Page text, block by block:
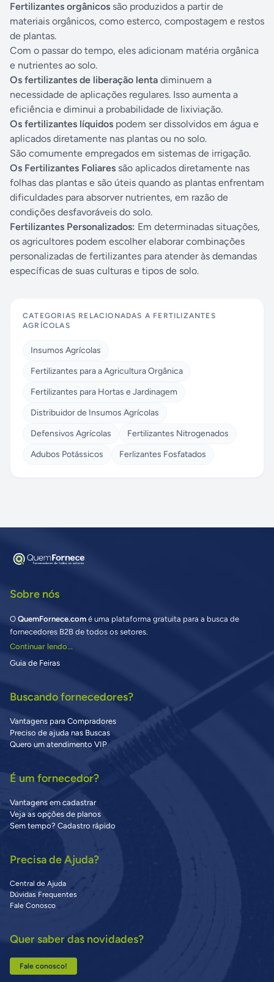
Fertilizantes orgânicos são produzidos a partir de
materiais orgânicos, como esterco, compostagem e restos
de plantas.
Com o passar do tempo, eles adicionam matéria orgânica
e nutrientes ao solo.
Os fertilizantes de liberação lenta diminuem a
necessidade de aplicações regulares. Isso aumenta a
eficiência e diminui a probabilidade de lixiviação.
Os fertilizantes líquidos podem ser dissolvidos em água e
aplicados diretamente nas plantas ou no solo.
São comumente empregados em sistemas de irrigação.
Os Fertilizantes Foliares são aplicados diretamente nas
folhas das plantas e são úteis quando as plantas enfrentam
dificuldades para absorver nutrientes, em razão de
condições desfavoráveis do solo.
Fertilizantes Personalizados: Em determinadas situações,
os agricultores podem escolher elaborar combinações
personalizadas de fertilizantes para atender às demandas
específicas de suas culturas e tipos de solo.
CATEGORIAS RELACIONADAS A FERTILIZANTES
AGRÍCOLAS
Insumos Agrícolas
Fertilizantes para a Agricultura Orgânica
Fertilizantes para Hortas e Jardinagem
Distribuidor de Insumos Agrícolas
Defensivos Agrícolas
Fertilizantes Nitrogenados
Adubos Potássicos
Ferlizantes Fosfatados
Sobre nós
O QuemFornece.com é uma plataforma gratuita para a busca de
fornecedores B2B de todos os setores.
Continuar lendo...
Guia de Feiras
Buscando fornecedores?
Vantagens para Compradores
Preciso de ajuda nas Buscas
Quero um atendimento VIP
É um fornecedor?
Vantagens em cadastrar
Veja as opções de planos
Sem tempo? Cadastro rápido
Precisa de Ajuda?
Central de Ajuda
Dúvidas Frequentes
Fale Conosco
Quer saber das novidades?
Fale conosco!